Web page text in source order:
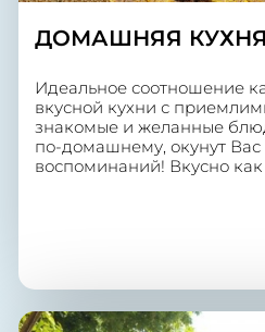
ДОМАШНЯЯ КУХНЯ
Идеальное соотношение
вкусной кухни с
знакомые и желанные
по-домашнему, окунут Вас
воспоминаний! Вкусно